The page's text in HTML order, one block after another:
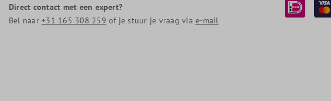
Direct contact met een expert?
Bel naar+31 165 308 259 of je stuur je vraag viae-mail